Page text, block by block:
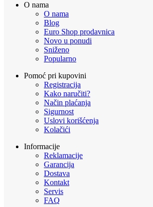
O nama
O nama
Blog
Euro Shop prodavnica
Novo u ponudi
Sniženo
Popularno
Pomoć pri kupovini
Registracija
Kako naručiti?
Način plaćanja
Sigurnost
Uslovi korišćenja
Kolačići
Informacije
Reklamacije
Garancija
Dostava
Kontakt
Servis
FAQ